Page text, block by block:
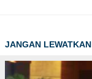
JANGAN LEWATKAN